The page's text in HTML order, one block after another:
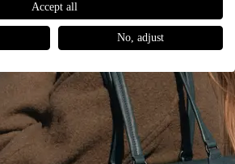
Accept all
No, adjust